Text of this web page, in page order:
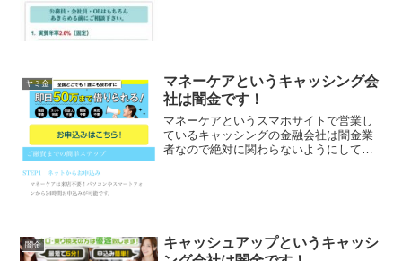
ヤミ金
マネーケアというキャッシング会
社は闇金です！
マネーケアというスマホサイトで営業し
ているキャッシングの金融会社は闇金業
者なので絶対に関わらないようにしてく
闇金
キャッシュアップというキャッシ